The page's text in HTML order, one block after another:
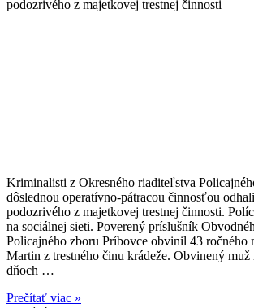
podozrivého z majetkovej trestnej činnosti
Kriminalisti z Okresného riaditeľstva
dôslednou operatívno-pátracou činnosťou
podozrivého z majetkovej trestnej činnosti.
na sociálnej sieti. Poverený príslušník
Policajného zboru Príbovce obvinil 43 ročného
Martin z trestného činu krádeže. Obvinený
dňoch …
Prečítať viac »